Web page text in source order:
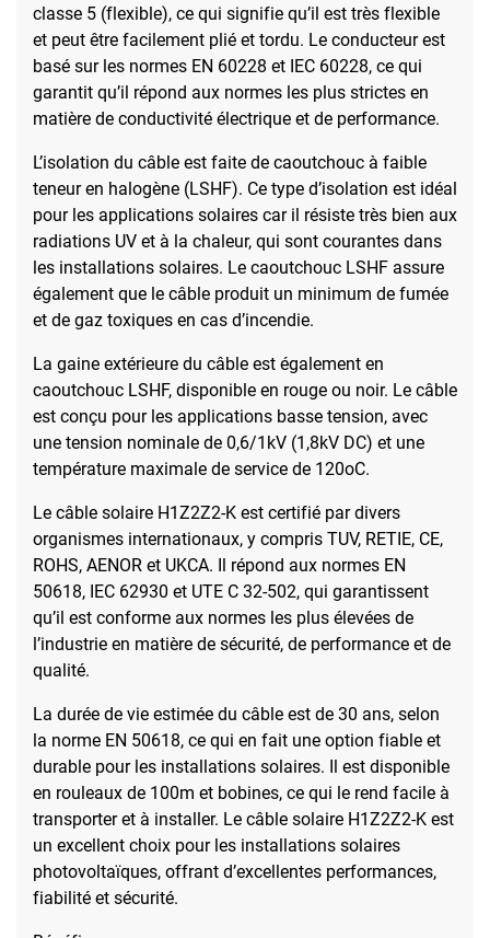
classe 5 (flexible), ce qui signifie qu’il est très flexible
et peut être facilement plié et tordu. Le conducteur est
basé sur les normes EN 60228 et IEC 60228, ce qui
garantit qu’il répond aux normes les plus strictes en
matière de conductivité électrique et de performance.
L’isolation du câble est faite de caoutchouc à faible
teneur en halogène (LSHF). Ce type d’isolation est idéal
pour les applications solaires car il résiste très bien aux
radiations UV et à la chaleur, qui sont courantes dans
les installations solaires. Le caoutchouc LSHF assure
également que le câble produit un minimum de fumée
et de gaz toxiques en cas d’incendie.
La gaine extérieure du câble est également en
caoutchouc LSHF, disponible en rouge ou noir. Le câble
est conçu pour les applications basse tension, avec
une tension nominale de 0,6/1kV (1,8kV DC) et une
température maximale de service de 120oC.
Le câble solaire H1Z2Z2-K est certifié par divers
organismes internationaux, y compris TUV, RETIE, CE,
ROHS, AENOR et UKCA. Il répond aux normes EN
50618, IEC 62930 et UTE C 32-502, qui garantissent
qu’il est conforme aux normes les plus élevées de
l’industrie en matière de sécurité, de performance et de
qualité.
La durée de vie estimée du câble est de 30 ans, selon
la norme EN 50618, ce qui en fait une option fiable et
durable pour les installations solaires. Il est disponible
en rouleaux de 100m et bobines, ce qui le rend facile à
transporter et à installer. Le câble solaire H1Z2Z2-K est
un excellent choix pour les installations solaires
photovoltaïques, offrant d’excellentes performances,
fiabilité et sécurité.